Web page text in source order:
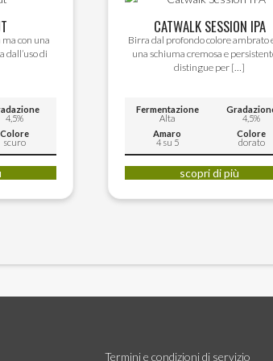
con una
dall’uso di
4,5%
Colore
scuro
prodotto
Le
CATWALK SESSION IPA
Birra dal profondo colore ambrato
una schiuma cremosa e
distingue per […]
Fermentazione
Alta
4,5%
Amaro
4 su 5
Colore
dorato
scopri di più
Termini e condizioni di servizio